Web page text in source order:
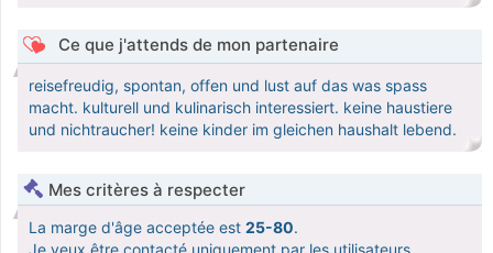
Ce que j'attends de mon partenaire
reisefreudig, spontan, offen und lust auf das was spass
macht. kulturell und kulinarisch interessiert. keine haustiere
und nichtraucher! keine kinder im gleichen haushalt lebend.
Mes critères à respecter
La marge d'âge acceptée est 25-80.